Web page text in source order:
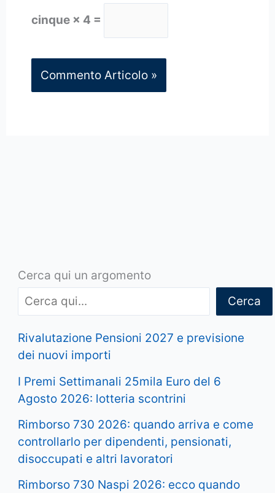
cinque × 4 =
Cerca qui un argomento
Cerca
Rivalutazione Pensioni 2027 e previsione
dei nuovi importi
I Premi Settimanali 25mila Euro del 6
Agosto 2026: lotteria scontrini
Rimborso 730 2026: quando arriva e come
controllarlo per dipendenti, pensionati,
disoccupati e altri lavoratori
Rimborso 730 Naspi 2026: ecco quando